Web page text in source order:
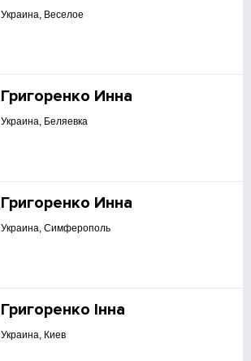
Украина, Веселое
Григоренко Инна
Украина, Беляевка
Григоренко Инна
Украина, Симферополь
Григоренко Інна
Украина, Киев